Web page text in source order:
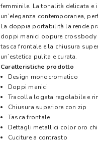
femminile. La tonalità delicata
un’eleganza contemporanea,
La doppia portabilità la rende
doppi manici oppure
tasca frontale e la chiusura
un’estetica pulita e curata.
Caratteristiche prodotto
Design monocromatico
Doppi manici
Tracolla logata regolabile e
Chiusura superiore con zip
Tasca frontale
Dettagli metallici color oro
Cuciture a contrasto